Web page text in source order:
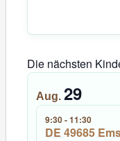
Die nächsten
Aug. 29
9:30-11:30
DE 49685